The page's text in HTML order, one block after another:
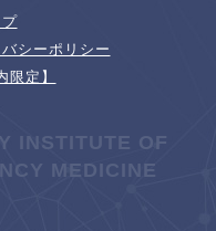
シーポリシー
限定】
INSTITUTE OF
MEDICINE